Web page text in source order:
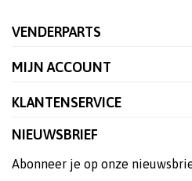
VENDERPARTS
MIJN ACCOUNT
KLANTENSERVICE
NIEUWSBRIEF
Abonneer je op onze